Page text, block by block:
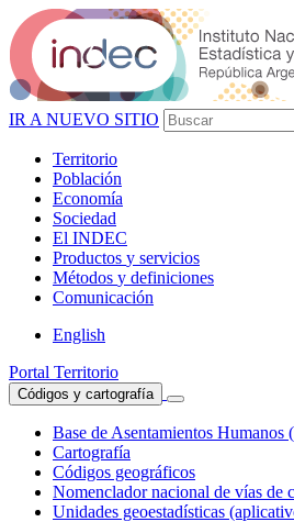
IR A NUEVO SITIO
Territorio
Población
Economía
Sociedad
El INDEC
Productos y servicios
Métodos y definiciones
Comunicación
English
Portal Territorio
Códigos y cartografía
Base de Asentamientos
Cartografía
Códigos geográficos
Nomenclador nacional de vías de
Unidades geoestadísticas